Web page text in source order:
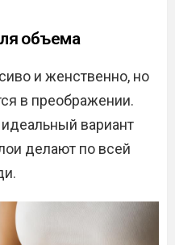
объема
и женственно, но
в преображении.
вариант
делают по всей